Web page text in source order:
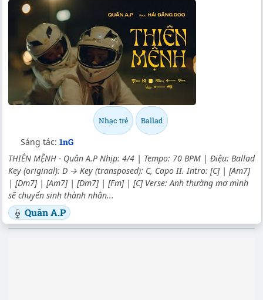
Nhạc trẻ Ballad
Sáng tác: 1nG
THIÊN MỆNH - Quân A.P Nhịp: 4/4 | Tempo: 70 BPM | Điệu: Ballad
Key (original): D → Key (transposed): C, Capo II. Intro: [C] | [Am7]
| [Dm7] | [Am7] | [Dm7] | [Fm] | [C] Verse: Anh thường mơ mình
sẽ chuyển sinh thành nhân...
Quân A.P